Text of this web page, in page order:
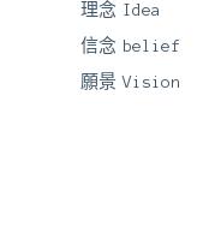
理念 Idea
信念 belief
願景 Vision